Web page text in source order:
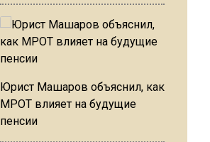
Юрист Машаров объяснил, как
МРОТ влияет на будущие
пенсии